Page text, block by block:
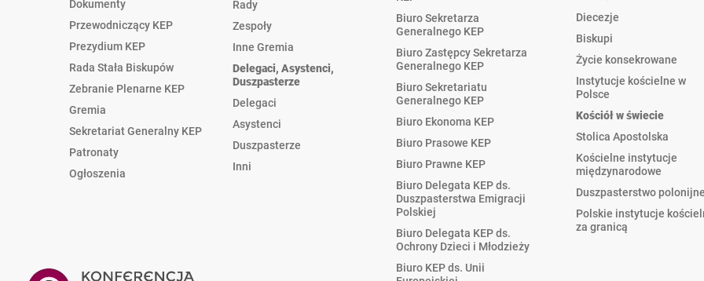
Dokumenty
Przewodniczący KEP
Prezydium KEP
Rada Stała Biskupów
Zebranie Plenarne KEP
Gremia
Sekretariat Generalny KEP
Patronaty
Ogłoszenia
Rady
Zespoły
Inne Gremia
Delegaci, Asystenci,
Duszpasterze
Delegaci
Asystenci
Duszpasterze
Inni
Biuro Sekretarza
Generalnego KEP
Biuro Zastępcy Sekretarza
Generalnego KEP
Biuro Sekretariatu
Generalnego KEP
Biuro Ekonoma KEP
Biuro Prasowe KEP
Biuro Prawne KEP
Biuro Delegata KEP ds.
Duszpasterstwa Emigracji
Polskiej
Biuro Delegata KEP ds.
Ochrony Dzieci i Młodzieży
Biuro KEP ds. Unii
Diecezje
Biskupi
Życie konsekrowane
Instytucje kościelne w
Polsce
Kościół w świecie
Stolica Apostolska
Kościelne instytucje
międzynarodowe
Duszpasterstwo polonijne
Polskie instytucje
za granicą